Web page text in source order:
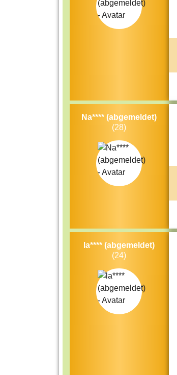
Na**** (abgemeldet)
(28)
la**** (abgemeldet)
(24)